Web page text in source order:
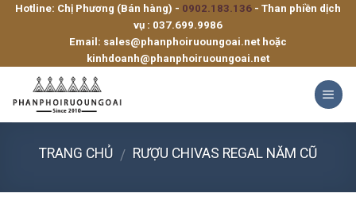
SkipHotline: Chị Phương (Bán hàng) - 0902.183.136 - Than phiền dịch
vụ : 037.699.9986
Email: sales@phanphoiruoungoai.net hoặc
kinhdoanh@phanphoiruoungoai.net
TRANG CHỦ / RƯỢU CHIVAS REGAL NĂM CŨ